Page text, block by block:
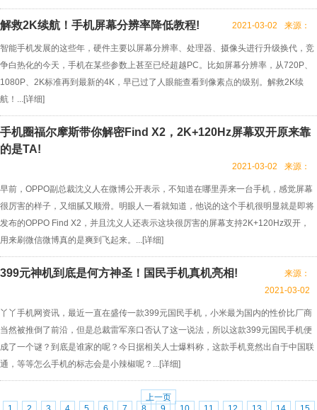
解救2K续航！手机屏幕分辨率降低教程! 来源：
2021-03-02
智能手机发展的这些年，硬件主要以屏幕分辨率、处理器、摄像头进行升级换代，竞
争白热化的今天，手机在某些参数上甚至已经超越PC。比如屏幕分辨率，从720P、
1080P、2K标准再到最新的4K，早已过了人眼能查看到像素点的级别。解救2K续
航！...[详细]
手机圈福尔摩斯带你解密Find X2，2K+120Hz屏幕双开原来靠
的是TA!
来源：
2021-03-02
早前，OPPO副总裁沈义人在微博公开表示，不知道在哪里弄来一台手机，感觉屏幕
很厉害的样子，又细腻又顺滑。明眼人一看就知道，他说的这个手机很明显就是即将
发布的OPPO Find X2，并且沈义人还表示这块很厉害的屏幕支持2K+120Hz双开，
用来刷微信微博真的是爽到飞起来。...[详细]
399元神机到底是何方神圣！国民手机真机亮相!
来源：
2021-03-02
丫丫手机网资讯，最近一直在盛传一款399元国民手机，小米最为国内的性价比厂商
当然被推倒了前沿，但是总裁雷军亲口否认了这一说法，所以这款399元国民手机便
成了一个谜？到底是谁家的呢？今日据相关人士爆料称，这款手机竟然出自于中国联
通，等等怎么手机的标志会是小辣椒呢？...[详细]
上一页